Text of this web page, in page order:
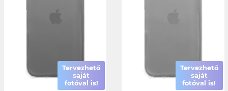
Tervezhető
saját
fotóval is!
Tervezhető
saját
fotóval is!